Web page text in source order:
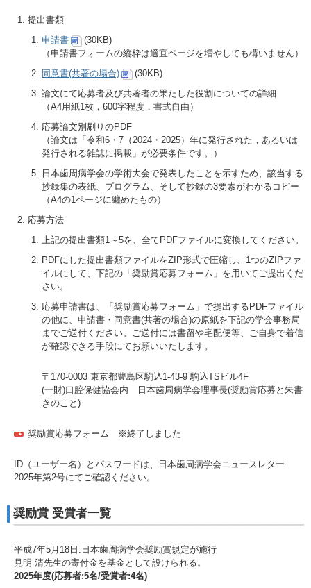
提出書類
申請書
(30KB)
（申請書フォームの縦枠は適宜ページを増やしても構いません）
同意書(共著の場合)
(30KB)
論文にて応募者及び共著者の果たした役割についての詳細
（A4用紙1枚，600字程度，書式自由）
応募論文別刷りのPDF
（論文は「令和6・7（2024・2025）年に発行された，あるいは
発行される雑誌に掲載」が必要条件です。）
日本歯周病学会の学術大会で発表したことを示すため、該当する
抄録集の表紙、プログラム、そして抄録の3要素がわかるコピー
（A4の1ページに纏めたもの）
応募方法
上記の提出書類1～5を、全てPDFファイルに変換してください。
PDFにした提出書類ファイルをZIP形式で圧縮し、1つのZIPファ
イルにして、下記の「奨励賞応募フォーム」を用いてご提出くだ
さい。
応募申請書は、「奨励賞応募フォーム」で提出するPDFファイル
の他に、申請書・同意書(共著の場合)の原紙を下記の学会事務局
までご送付ください。ご送付には書留や宅配便等、ご自身で着信
が確認できる手段にてお願いいたします。
〒170-0003 東京都豊島区駒込1-43-9 駒込TSビル4F
(一財)口腔保健協会内 日本歯周病学会理事長(奨励賞応募と朱書
きのこと)
奨励賞応募フォーム ※終了しました
ID（ユーザー名）とパスワードは、日本歯周病学会ニュースレター
2025年第2号にてご確認ください。
奨励賞 受賞者一覧
平成7年5月18日:日本歯周病学会奨励賞規定が施行
見明 清先生の寄付金を基金として設けられる。
2025年度(応募者:5名/受賞者:4名)